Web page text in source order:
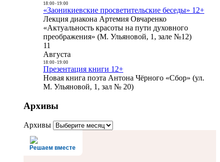
18:00- 19:00
«Заоникиевские просветительские беседы» 12+
Лекция диакона Артемия Овчаренко
«Актуальность красоты на пути духовного
преображения» (М. Ульяновой, 1, зале №12)
11
Августа
18:00- 19:00
Презентация книги 12+
Новая книга поэта Антона Чёрного «Сбор» (ул.
М. Ульяновой, 1, зал № 20)
Архивы
Архивы
Решаем вместе